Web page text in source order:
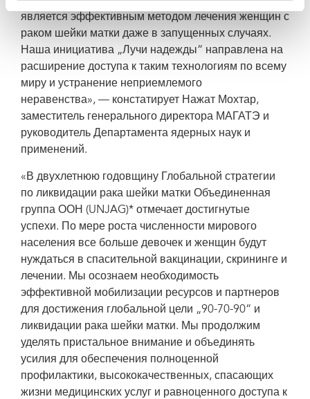
является эффективным методом лечения женщин с
раком шейки матки даже в запущенных случаях.
Наша инициатива „Лучи надежды“ направлена на
расширение доступа к таким технологиям по всему
миру и устранение неприемлемого
неравенства», — констатирует Нажат Мохтар,
заместитель генерального директора МАГАТЭ и
руководитель Департамента ядерных наук и
применений.
«В двухлетнюю годовщину Глобальной стратегии
по ликвидации рака шейки матки Объединенная
группа ООН (UNJAG)* отмечает достигнутые
успехи. По мере роста численности мирового
населения все больше девочек и женщин будут
нуждаться в спасительной вакцинации, скрининге и
лечении. Мы осознаем необходимость
эффективной мобилизации ресурсов и партнеров
для достижения глобальной цели „90-70-90“ и
ликвидации рака шейки матки. Мы продолжим
уделять пристальное внимание и объединять
усилия для обеспечения полноценной
профилактики, высококачественных, спасающих
жизни медицинских услуг и равноценного доступа к